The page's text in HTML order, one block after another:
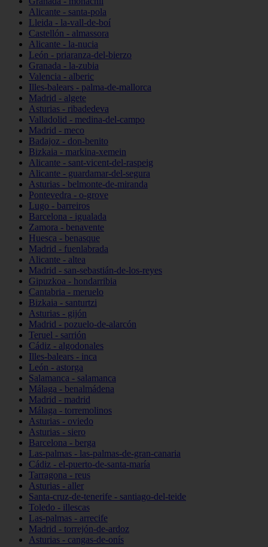
Alicante - santa-pola
Lleida - la-vall-de-boí
Castellón - almassora
Alicante - la-nucia
León - priaranza-del-bierzo
Granada - la-zubia
Valencia - alberic
Illes-balears - palma-de-mallorca
Madrid - algete
Asturias - ribadedeva
Valladolid - medina-del-campo
Madrid - meco
Badajoz - don-benito
Bizkaia - markina-xemein
Alicante - sant-vicent-del-raspeig
Alicante - guardamar-del-segura
Asturias - belmonte-de-miranda
Pontevedra - o-grove
Lugo - barreiros
Barcelona - igualada
Zamora - benavente
Huesca - benasque
Madrid - fuenlabrada
Alicante - altea
Madrid - san-sebastián-de-los-reyes
Gipuzkoa - hondarribia
Cantabria - meruelo
Bizkaia - santurtzi
Asturias - gijón
Madrid - pozuelo-de-alarcón
Teruel - sarrión
Cádiz - algodonales
Illes-balears - inca
León - astorga
Salamanca - salamanca
Málaga - benalmádena
Madrid - madrid
Málaga - torremolinos
Asturias - oviedo
Asturias - siero
Barcelona - berga
Las-palmas - las-palmas-de-gran-canaria
Cádiz - el-puerto-de-santa-maría
Tarragona - reus
Asturias - aller
Santa-cruz-de-tenerife - santiago-del-teide
Toledo - illescas
Las-palmas - arrecife
Madrid - torrejón-de-ardoz
Asturias - cangas-de-onís